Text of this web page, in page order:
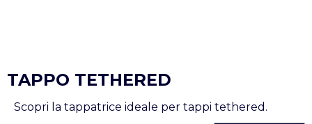
TAPPO TETHERED
Scopri la tappatrice ideale per tappi tethered.